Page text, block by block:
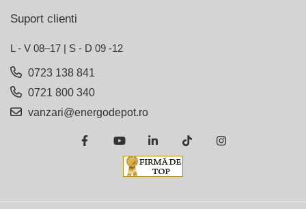
Suport clienti
L - V 08–17 | S - D 09 -12
0723 138 841
0721 800 340
vanzari@energodepot.ro